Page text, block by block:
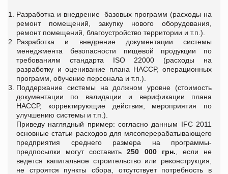
Разработка и внедрение базовых программ (расходы на
ремонт помещений, закупку нового оборудования,
ремонт помещений, благоустройство территории и т.п.).
Разработка и внедрение документации системы
менеджмента безопасности пищевой продукции по
требованиям стандарта ISO 22000 (расходы на
разработку и оценивание плана НАССР, операционных
программ, обучение персонала и т.п.).
Поддержание системы на должном уровне (стоимость
документации по валидации и верификации плана
НАССР, корректирующие действия, мероприятия по
улучшению системы и т.п.).
Приведу наглядный пример: согласно данным IFC 2011
основные статьи расходов для мясоперерабатывающего
предприятия среднего размера на программы-
предпосылки могут составить250 000 грн. , если не
ведется капитальное строительство или реконструкция,
не строятся пункты сбора, отсутствует потребность в